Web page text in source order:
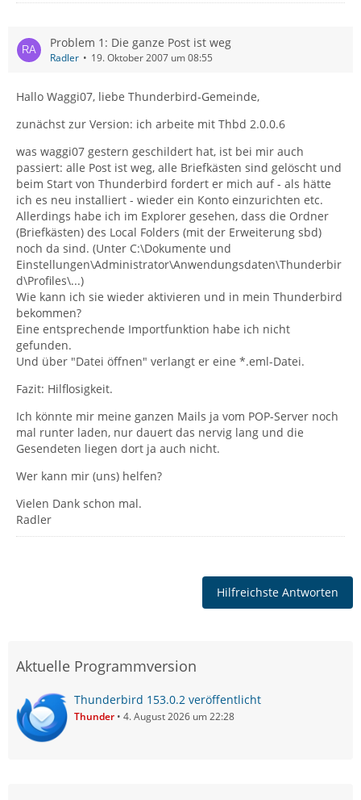
Problem 1: Die ganze Post ist weg
Radler 19. Oktober 2007 um 08:55
Hallo Waggi07, liebe Thunderbird-Gemeinde,
zunächst zur Version: ich arbeite mit Thbd 2.0.0.6
was waggi07 gestern geschildert hat, ist bei mir auch
passiert: alle Post ist weg, alle Briefkästen sind gelöscht und
beim Start von Thunderbird fordert er mich auf - als hätte
ich es neu installiert - wieder ein Konto einzurichten etc.
Allerdings habe ich im Explorer gesehen, dass die Ordner
(Briefkästen) des Local Folders (mit der Erweiterung sbd)
noch da sind. (Unter C:\Dokumente und
Einstellungen\Administrator\Anwendungsdaten\Thunderbir
d\Profiles\...)
Wie kann ich sie wieder aktivieren und in mein Thunderbird
bekommen?
Eine entsprechende Importfunktion habe ich nicht
gefunden.
Und über "Datei öffnen" verlangt er eine *.eml-Datei.
Fazit: Hilflosigkeit.
Ich könnte mir meine ganzen Mails ja vom POP-Server noch
mal runter laden, nur dauert das nervig lang und die
Gesendeten liegen dort ja auch nicht.
Wer kann mir (uns) helfen?
Vielen Dank schon mal.
Radler
Hilfreichste Antworten
Aktuelle Programmversion
Thunderbird 153.0.2 veröffentlicht
Thunder 4. August 2026 um 22:28